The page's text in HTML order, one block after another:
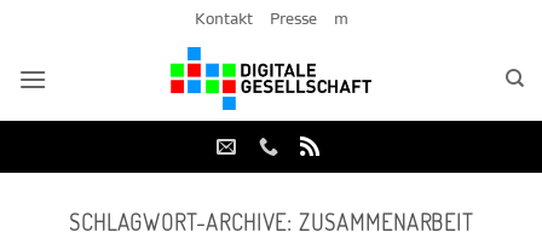
springen
Kontakt Presse m
SCHLAGWORT-ARCHIVE:ZUSAMMENARBEIT